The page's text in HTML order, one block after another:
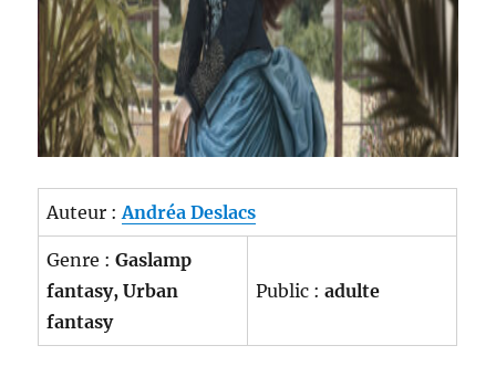
Auteur :Andréa Deslacs
Genre :Gaslamp
fantasy, Urban
fantasy
Public :adulte